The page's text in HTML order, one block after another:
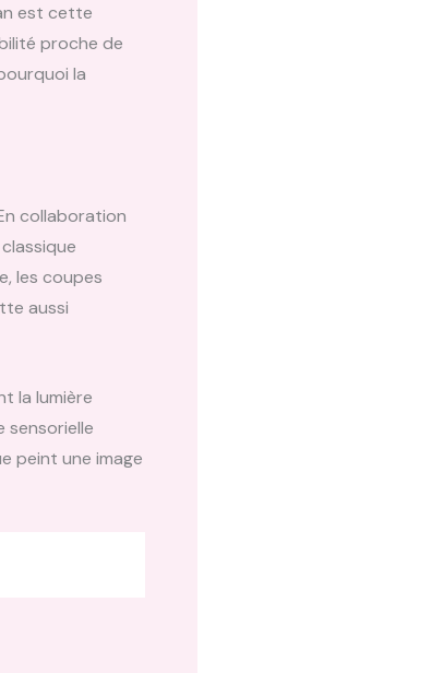
est cette
proche de
la
collaboration
les coupes
aussi
la lumière
sensorielle
peint une image